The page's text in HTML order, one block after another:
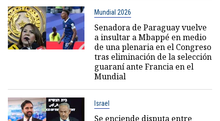
Mundial 2026
Senadora de Paraguay vuelve
a insultar a Mbappé en medio
de una plenaria en el Congreso
tras eliminación de la selección
guaraní ante Francia en el
Mundial
Israel
Se enciende disputa entre